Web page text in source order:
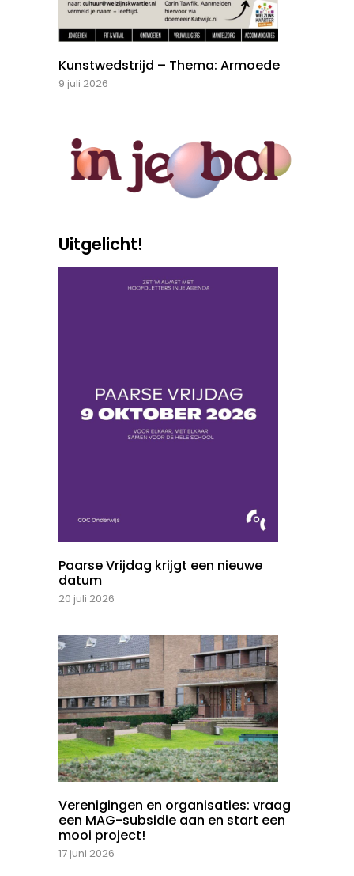
Kunstwedstrijd – Thema: Armoede
9 juli 2026
Uitgelicht!
Paarse Vrijdag krijgt een nieuwe
datum
20 juli 2026
Verenigingen en organisaties: vraag
een MAG-subsidie aan en start een
mooi project!
17 juni 2026